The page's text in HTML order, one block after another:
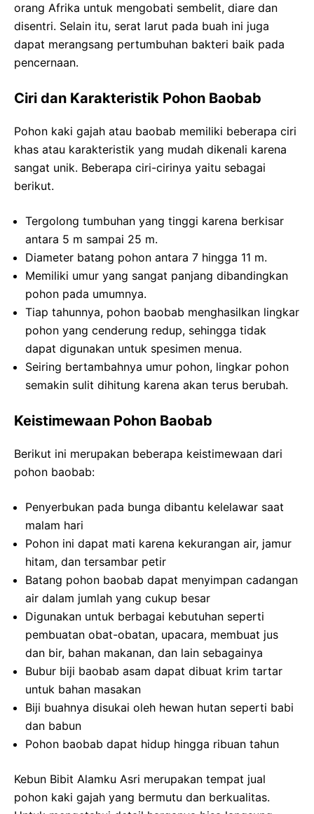
orang Afrika untuk mengobati sembelit, diare dan
disentri. Selain itu, serat larut pada buah ini juga
dapat merangsang pertumbuhan bakteri baik pada
pencernaan.
Ciri dan Karakteristik Pohon Baobab
Pohon kaki gajah atau baobab memiliki beberapa ciri
khas atau karakteristik yang mudah dikenali karena
sangat unik. Beberapa ciri-cirinya yaitu sebagai
berikut.
Tergolong tumbuhan yang tinggi karena berkisar
antara 5 m sampai 25 m.
Diameter batang pohon antara 7 hingga 11 m.
Memiliki umur yang sangat panjang dibandingkan
pohon pada umumnya.
Tiap tahunnya, pohon baobab menghasilkan lingkar
pohon yang cenderung redup, sehingga tidak
dapat digunakan untuk spesimen menua.
Seiring bertambahnya umur pohon, lingkar pohon
semakin sulit dihitung karena akan terus berubah.
Keistimewaan Pohon Baobab
Berikut ini merupakan beberapa keistimewaan dari
pohon baobab:
Penyerbukan pada bunga dibantu kelelawar saat
malam hari
Pohon ini dapat mati karena kekurangan air, jamur
hitam, dan tersambar petir
Batang pohon baobab dapat menyimpan cadangan
air dalam jumlah yang cukup besar
Digunakan untuk berbagai kebutuhan seperti
pembuatan obat-obatan, upacara, membuat jus
dan bir, bahan makanan, dan lain sebagainya
Bubur biji baobab asam dapat dibuat krim tartar
untuk bahan masakan
Biji buahnya disukai oleh hewan hutan seperti babi
dan babun
Pohon baobab dapat hidup hingga ribuan tahun
Kebun Bibit Alamku Asri merupakan tempat jual
pohon kaki gajah yang bermutu dan berkualitas.